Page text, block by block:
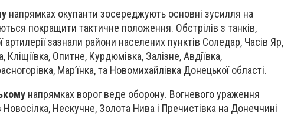
напрямках окупанти зосереджують основні зусилля на
покращити тактичне положення. Обстрілів з танків,
артилерії зазнали райони населених пунктів Соледар, Часів Яр,
Опитне, Курдюмівка, Залізне, Авдіївка,
Марʼїнка, та Новомихайлівка Донецької області.
напрямках ворог веде оборону. Вогневого ураження
Нескучне, Золота Нива і Пречистівка на Донеччині